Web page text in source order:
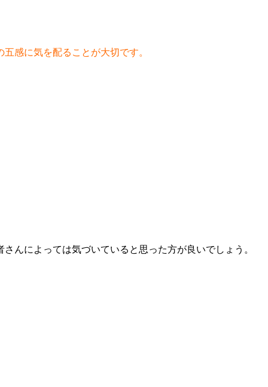
感に気を配ることが大切です。
んによっては気づいていると思った方が良いでしょう。